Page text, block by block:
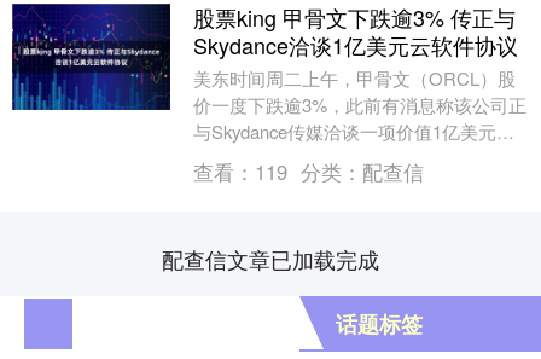
股票king 甲骨文下跌逾3% 传正与
Skydance洽谈1亿美元云软件协议
美东时间周二上午，甲骨文（ORCL）股
价一度下跌逾3%，此前有消息称该公司正
与Skydance传媒洽谈一项价值1亿美元的
年度云软件协议，该协议以Skydance....
查看： 119 分类： 配查信
配查信文章已加载完成
话题标签